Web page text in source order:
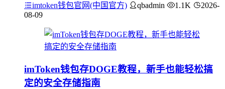
imtoken钱包官网(中国官方) qbadmin 1.1K
2026-
08-09
imToken钱包存DOGE教程，新手也能轻松搞
定的安全存储指南